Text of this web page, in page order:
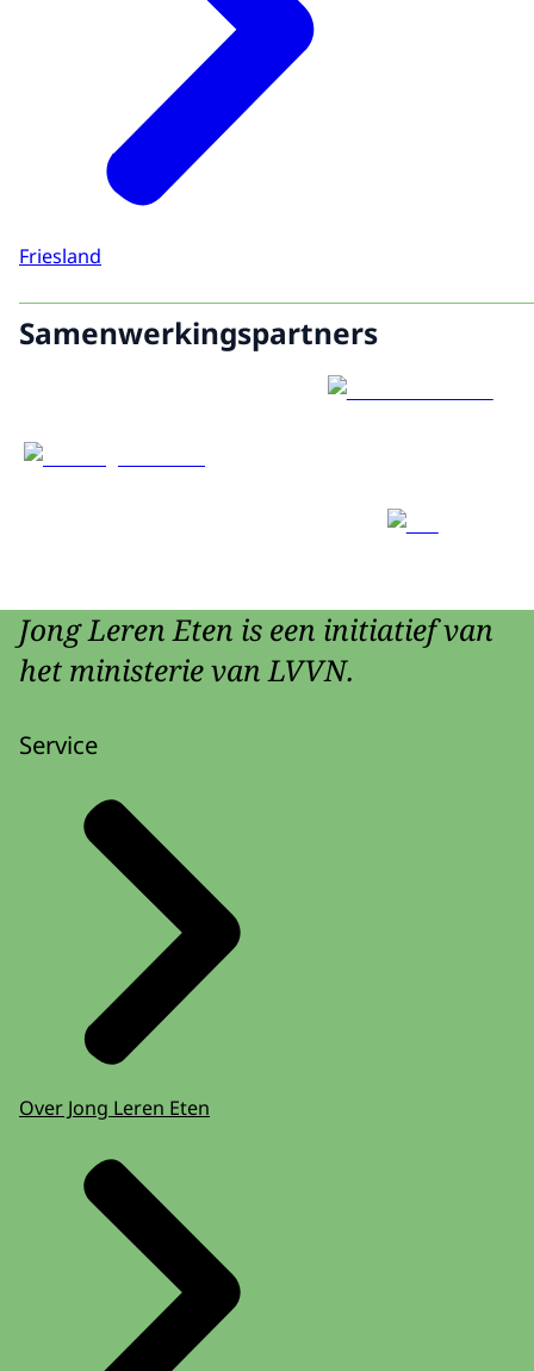
Friesland
Samenwerkingspartners
Jong Leren Eten is een initiatief van
het ministerie van LVVN.
Service
Over Jong Leren Eten